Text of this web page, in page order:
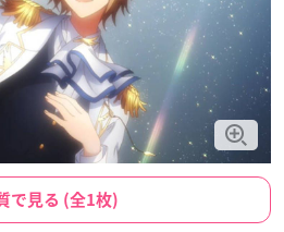
で見る (全1枚)